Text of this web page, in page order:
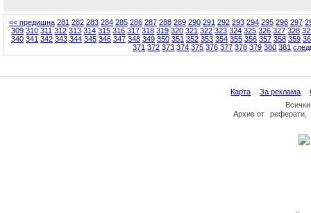
<< предишна 281 282 283 284 285 286 287 288 289 290 291 292 293 294 295 296 297
309 310 311 312 313 314 315 316 317 318 319 320 321 322 323 324 325 326 327 328
340 341 342 343 344 345 346 347 348 349 350 351 352 353 354 355 356 357 358 359
371 372 373 374 375 376 377 378 379 380 381
Карта За реклама
Архив от реферати